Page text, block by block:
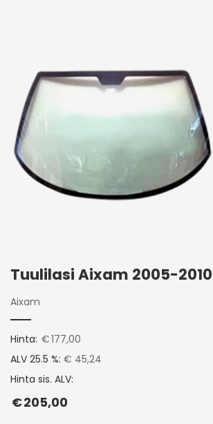
Tuulilasi Aixam 2005-2010
Aixam
Hinta: €177,00
ALV 25.5 %: € 45,24
Hinta sis. ALV:
€205,00